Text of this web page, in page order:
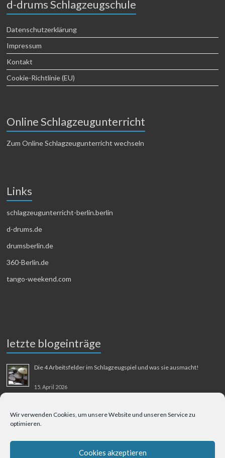
Wir verwenden Cookies, um unsere Website und unseren Service zu
optimieren.
Cookies akzeptieren
d-drums Schlagzeugschule
Datenschutzerklärung
Impressum
Kontakt
Cookie-Richtlinie (EU)
Online Schlagzeugunterricht
Zum Online Schlagzeugunterricht wechseln
Links
schlagzeugunterricht-berlin.berlin
d-drums.de
drumsberlin.de
360-Berlin.de
tango-weekend.com
letzte blogeinträge
Die 4 Arbeitsfelder im Schlagzeugspiel und was sie ausmacht!
15. April 2026
31. August 2025
Berliner Flughafen Tegel – Berlin-Bangkok